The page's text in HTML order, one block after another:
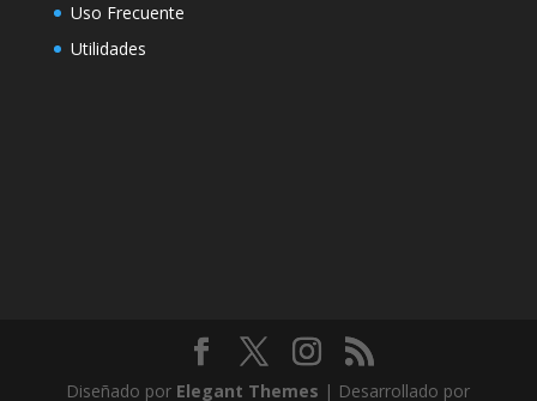
Uso Frecuente
Utilidades
Diseñado por Elegant Themes | Desarrollado por